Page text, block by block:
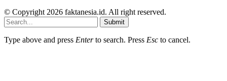
© Copyright 2026 faktanesia.id. All right reserved.
Submit
Type above and press Enterto search. Press Esc to cancel.